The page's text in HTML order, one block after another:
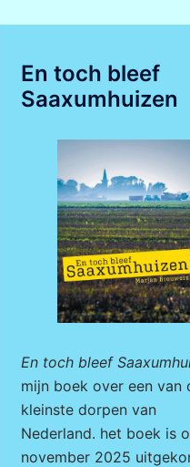
En toch bleef
Saaxumhuizen
En toch bleef
mijn boek over een van
kleinste dorpen van
Nederland. het boek is
november 2025